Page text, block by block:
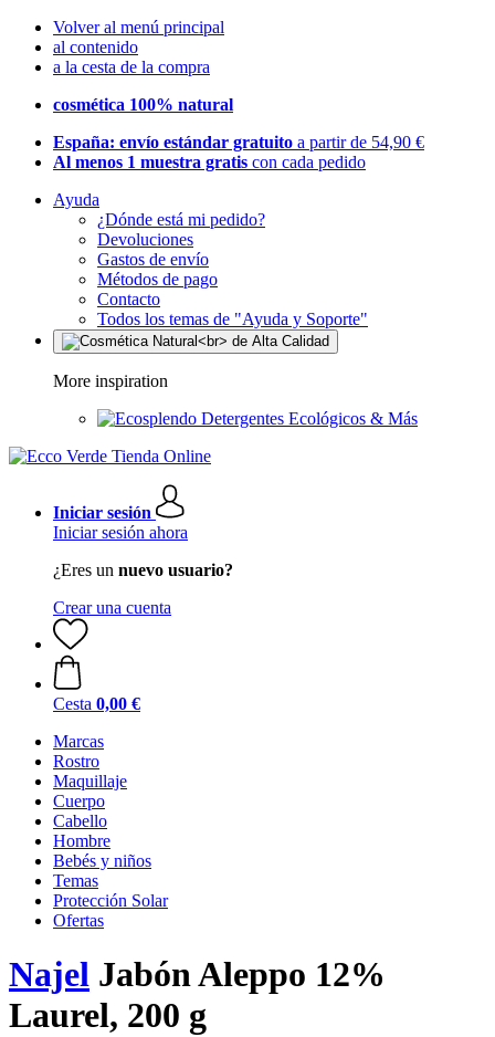
Volver al menú principal
al contenido
a la cesta de la compra
cosmética 100% natural
España: envío estándar gratuito a partir de 54,90 €
Al menos 1 muestra gratis con cada pedido
Ayuda
¿Dónde está mi pedido?
Devoluciones
Gastos de envío
Métodos de pago
Contacto
Todos los temas de "Ayuda y Soporte"
More inspiration
Detergentes Ecológicos & Más
Iniciar sesión
Iniciar sesión ahora
¿Eres un nuevo usuario?
Crear una cuenta
Cesta 0,00 €
Marcas
Rostro
Maquillaje
Cuerpo
Cabello
Hombre
Bebés y niños
Temas
Protección Solar
Ofertas
Najel Jabón Aleppo 12%
Laurel, 200 g